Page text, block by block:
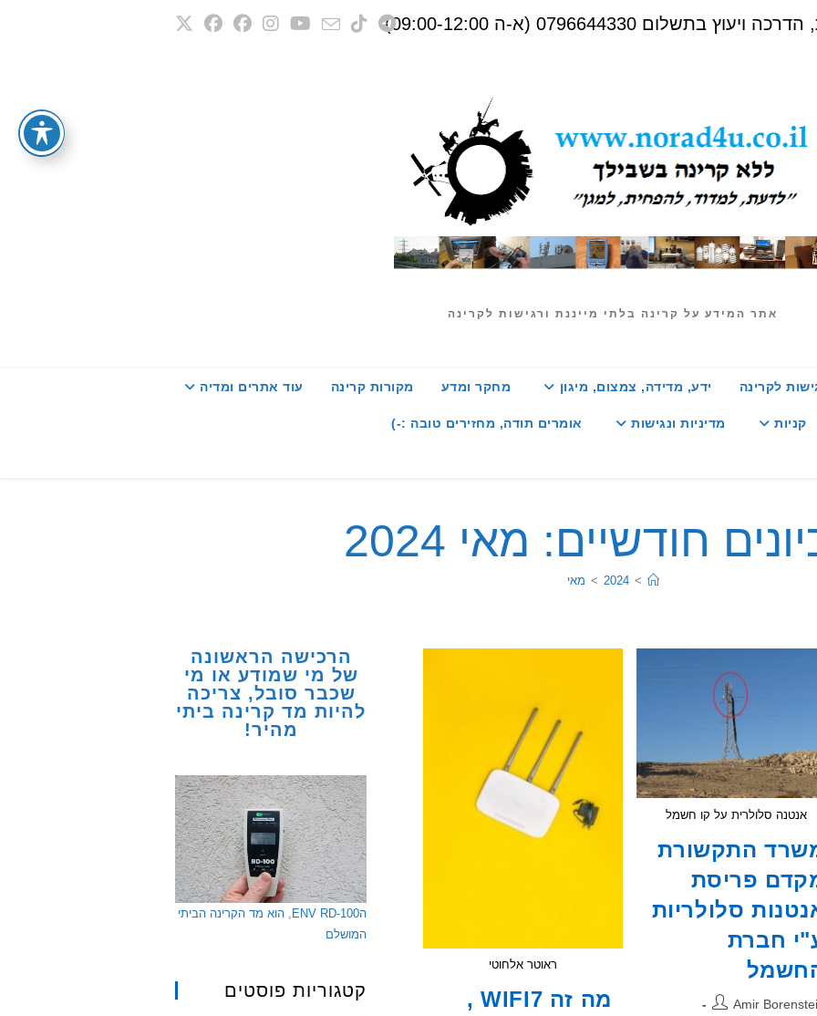
0796644330 (א-ה 09:00-12:00)
אתר המידע על קרינה בלתי מייננת ורגישות לקרינה
לקרינה ידע, מדידה, צמצום, מיגון מחקר ומדע מקורות קרינה עוד אתרים ומדיה
קניות מדיניות ונגישות אומרים תודה, מחזירים טובה :-)
חודשיים: מאי 2024
>
2024
> מאי
הרכישה הראשונה
של מי שמודע או מי
שכבר סובל, צריכה
להיות מד קרינה ביתי
מהיר!
הENV RD-100, הוא מד הקרינה הביתי
המושלם
קטגוריות פוסטים
ראוטר אלחוטי
מה זה WIFI7 ,
אנטנה סלולרית על קו חשמל
התקשורת
פריסת
סלולריות
חברת
Amir